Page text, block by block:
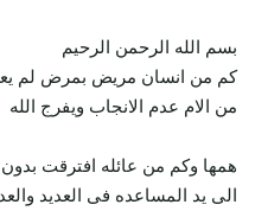
بسم الله الرحمن الرحيم
كم من انسان مريض بمرض لم
من الام عدم الانجاب ويفرج الله
همها وكم من عائله افترقت
الى يد المساعده فى العديد